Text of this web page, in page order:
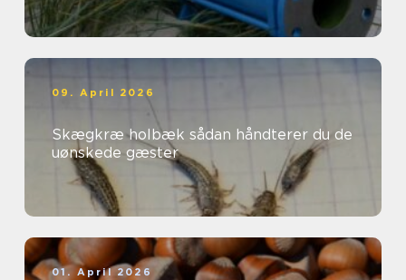
09. April 2026
Skægkræ holbæk sådan håndterer du de
uønskede gæster
01. April 2026